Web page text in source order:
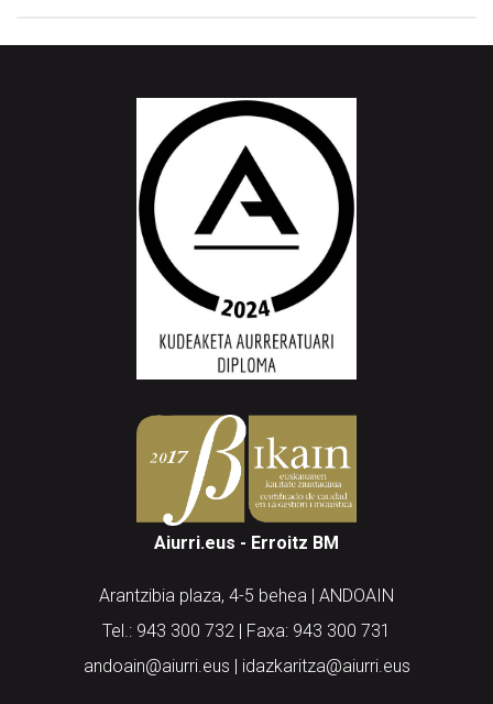
Aiurri.eus - Erroitz BM
Arantzibia plaza, 4-5 behea | ANDOAIN
Tel.: 943 300 732 | Faxa: 943 300 731
andoain@aiurri.eus | idazkaritza@aiurri.eus